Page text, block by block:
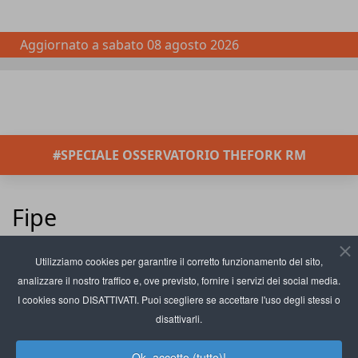
Utilizziamo cookies per garantire il corretto funzionamento del sito,
analizzare il nostro traffico e, ove previsto, fornire i servizi dei social media.
I cookies sono DISATTIVATI. Puoi scegliere se accettare l'uso degli stessi o
disattivarli.
Aggiornato a sabato 08 agosto 2026
#SPECIALE OSSERVATORIO THEFORK RM
Fipe
Filtro
Pulisci
Visualizza #
Confimprese, tagliando
positivo per lo sviluppo
retail 2026